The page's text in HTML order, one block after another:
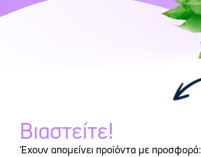
Βιαστείτε!
Έχουν απομείνει προϊόντα με προσφορά: